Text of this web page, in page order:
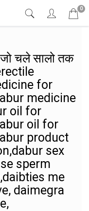
0
जो चले सालो तक
for
medicine
oil for
oil for
product
sex
sperm
me
daimegra